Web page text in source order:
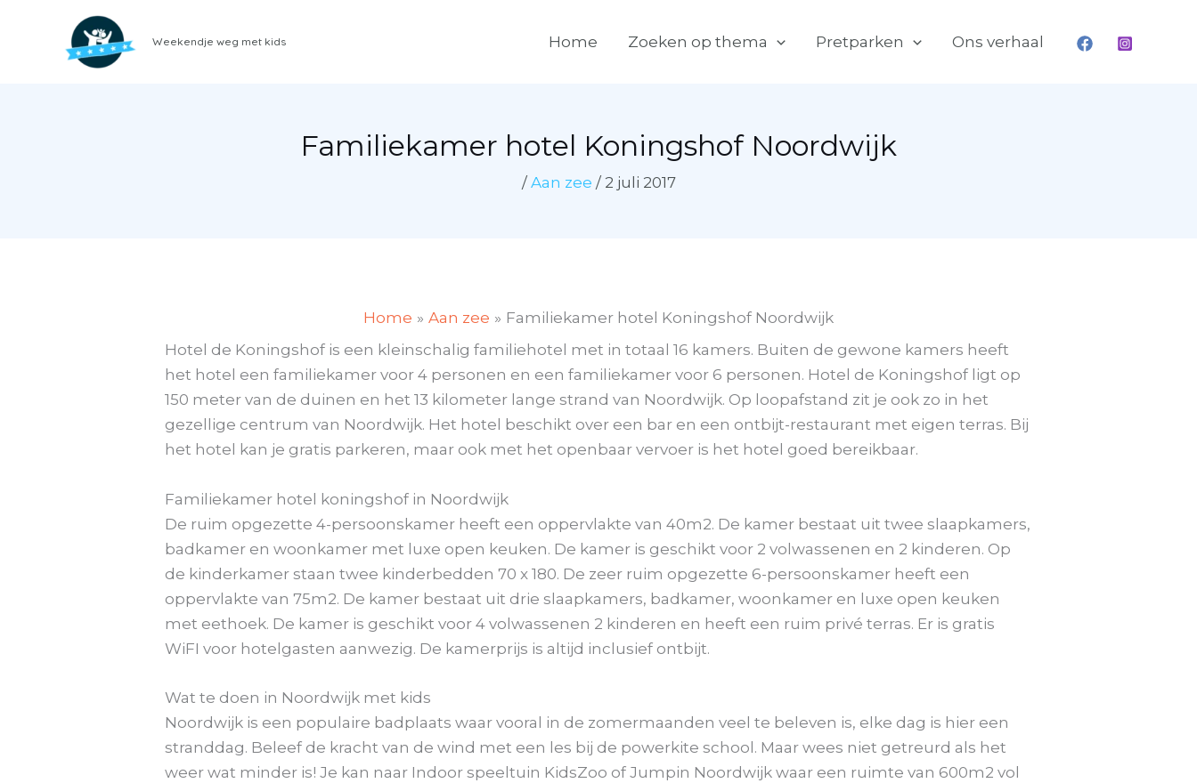
Weekendje weg met kids Home Zoeken op thema Pretparken Ons verhaal
Familiekamer hotel Koningshof Noordwijk
/ Aan zee / 2 juli 2017
Home Aan zee
Familiekamer hotel Koningshof Noordwijk
Hotel de Koningshof is een kleinschalig familiehotel met in totaal 16 kamers. Buiten de gewone kamers heeft
het hotel een familiekamer voor 4 personen en een familiekamer voor 6 personen. Hotel de Koningshof ligt op
150 meter van de duinen en het 13 kilometer lange strand van Noordwijk. Op loopafstand zit je ook zo in het
gezellige centrum van Noordwijk. Het hotel beschikt over een bar en een ontbijt-restaurant met eigen terras. Bij
het hotel kan je gratis parkeren, maar ook met het openbaar vervoer is het hotel goed bereikbaar.
Familiekamer hotel koningshof in Noordwijk
De ruim opgezette 4-persoonskamer heeft een oppervlakte van 40m2. De kamer bestaat uit twee slaapkamers,
badkamer en woonkamer met luxe open keuken. De kamer is geschikt voor 2 volwassenen en 2 kinderen. Op
de kinderkamer staan twee kinderbedden 70 x 180. De zeer ruim opgezette 6-persoonskamer heeft een
oppervlakte van 75m2. De kamer bestaat uit drie slaapkamers, badkamer, woonkamer en luxe open keuken
met eethoek. De kamer is geschikt voor 4 volwassenen 2 kinderen en heeft een ruim privé terras. Er is gratis
WiFI voor hotelgasten aanwezig. De kamerprijs is altijd inclusief ontbijt.
Wat te doen in Noordwijk met kids
Noordwijk is een populaire badplaats waar vooral in de zomermaanden veel te beleven is, elke dag is hier een
stranddag. Beleef de kracht van de wind met een les bij de powerkite school. Maar wees niet getreurd als het
weer wat minder is! Je kan naar Indoor speeltuin KidsZoo of Jumpin Noordwijk waar een ruimte van 600m2 vol